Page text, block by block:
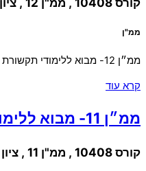
ממ"ן
ממ״ן 12- מבוא ללימודי תקשורת סמסטר אביב 2025 ציון 95
קרא עוד
ממ״ן 11- מבוא ללימודי תקשורת
קורס 10408 , ממ"ן 11 , ציון 93